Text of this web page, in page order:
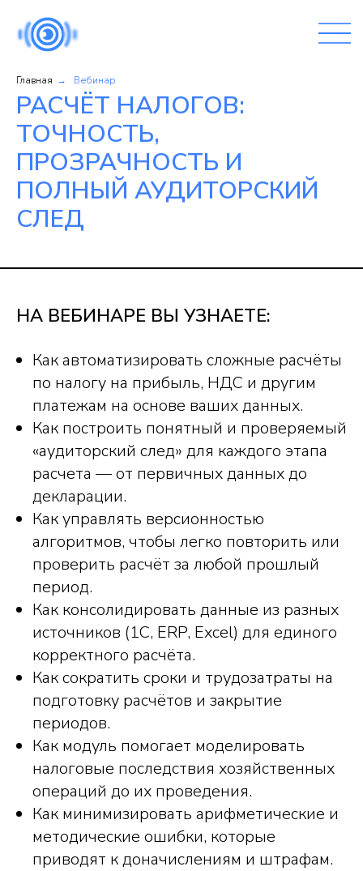
Главная → Вебинар
РАСЧЁТ НАЛОГОВ:
ТОЧНОСТЬ,
ПРОЗРАЧНОСТЬ И
ПОЛНЫЙ АУДИТОРСКИЙ
СЛЕД
НА ВЕБИНАРЕ ВЫ УЗНАЕТЕ:
Как автоматизировать сложные расчёты
по налогу на прибыль, НДС и другим
платежам на основе ваших данных.
Как построить понятный и проверяемый
«аудиторский след» для каждого этапа
расчета — от первичных данных до
декларации.
Как управлять версионностью
алгоритмов, чтобы легко повторить или
проверить расчёт за любой прошлый
период.
Как консолидировать данные из разных
источников (1С, ERP, Excel) для единого
корректного расчёта.
Как сократить сроки и трудозатраты на
подготовку расчётов и закрытие
периодов.
Как модуль помогает моделировать
налоговые последствия хозяйственных
операций до их проведения.
Как минимизировать арифметические и
методические ошибки, которые
приводят к доначислениям и штрафам.